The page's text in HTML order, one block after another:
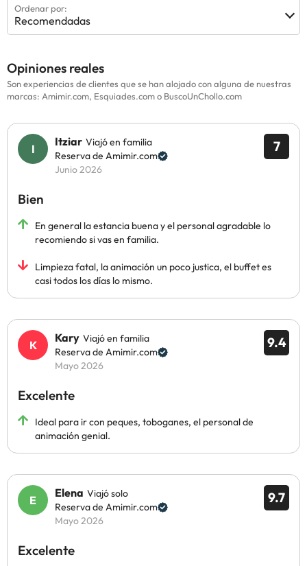
Ordenar por:
Recomendadas
Opiniones reales
Son experiencias de clientes que se han alojado con alguna de nuestras
marcas: Amimir.com, Esquiades.com o BuscoUnChollo.com
7
Itziar Viajó en familia
Reserva de Amimir.com
Junio 2026
Bien
En general la estancia buena y el personal agradable lo
recomiendo si vas en familia.
Limpieza fatal, la animación un poco justica, el buffet es
casi todos los días lo mismo.
9.4
Kary Viajó en familia
Reserva de Amimir.com
Mayo 2026
Excelente
Ideal para ir con peques, toboganes, el personal de
animación genial.
9.7
Elena Viajó solo
Reserva de Amimir.com
Mayo 2026
Excelente